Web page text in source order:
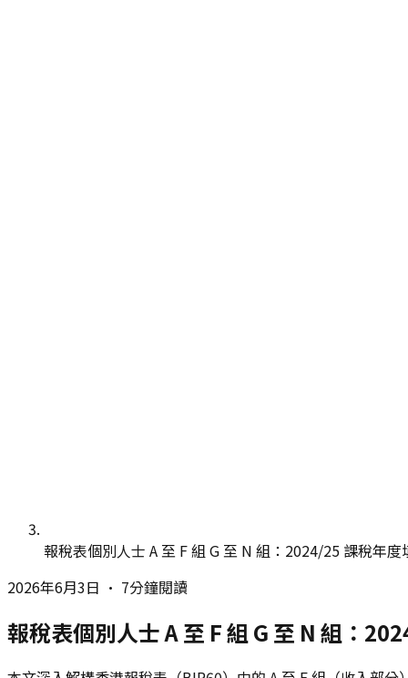
報稅表個別人士 A 至 F 組 G 至 N 組：2024/25 課稅年度
2026年6月3日 • 7分鐘閱讀
報稅表個別人士 A 至 F 組 G 至 N 組：